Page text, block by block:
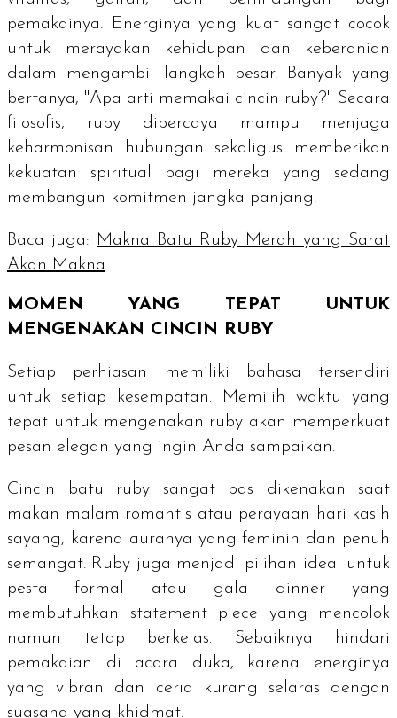
pemakainya. Energinya yang kuat sangat cocok
untuk merayakan kehidupan dan keberanian
dalam mengambil langkah besar. Banyak yang
bertanya, "Apa arti memakai cincin ruby?" Secara
filosofis, ruby dipercaya mampu menjaga
keharmonisan hubungan sekaligus memberikan
kekuatan spiritual bagi mereka yang sedang
membangun komitmen jangka panjang.
Baca juga: Makna Batu Ruby Merah yang Sarat
Akan Makna
MOMEN YANG TEPAT UNTUK
MENGENAKAN CINCIN
RUBY
Setiap perhiasan memiliki bahasa tersendiri
untuk setiap kesempatan. Memilih waktu yang
tepat untuk mengenakan ruby akan memperkuat
pesan elegan yang ingin Anda sampaikan.
Cincin batu ruby sangat pas dikenakan saat
makan malam romantis atau perayaan hari kasih
sayang, karena auranya yang feminin dan penuh
semangat. Ruby juga menjadi pilihan ideal untuk
pesta formal atau gala dinneryang
membutuhkan statement piece yang mencolok
namun tetap berkelas. Sebaiknya hindari
pemakaian di acara duka, karena energinya
yang vibran dan ceria kurang selaras dengan
suasana yang khidmat.